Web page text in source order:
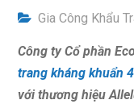
Gia Công Khẩu
Công ty Cổ phần
trang kháng khuẩn
với thương hiệu